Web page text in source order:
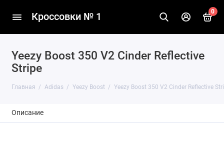
Кроссовки № 1 0
Yeezy Boost 350 V2 Cinder Reflective
Stripe
Главная Adidas Yeezy Boost Yeezy Boost 350 V2 Cinder Reflective
Описание